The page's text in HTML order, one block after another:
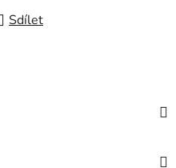
Sdílet